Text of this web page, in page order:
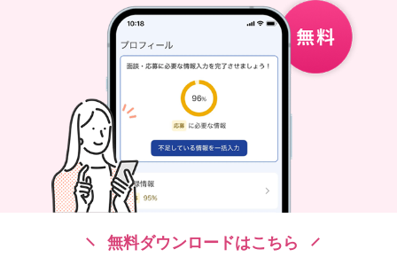
無料ダウンロードはこちら